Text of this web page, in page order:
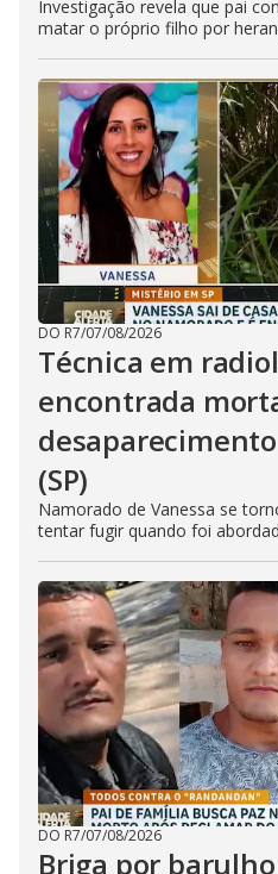
Investigação revela que pai
matar o próprio filho por
DO R7/07/08/2026
Técnica em
encontrada
(SP)
Namorado de Vanessa se
tentar fugir quando foi
DO R7/07/08/2026
Briga por